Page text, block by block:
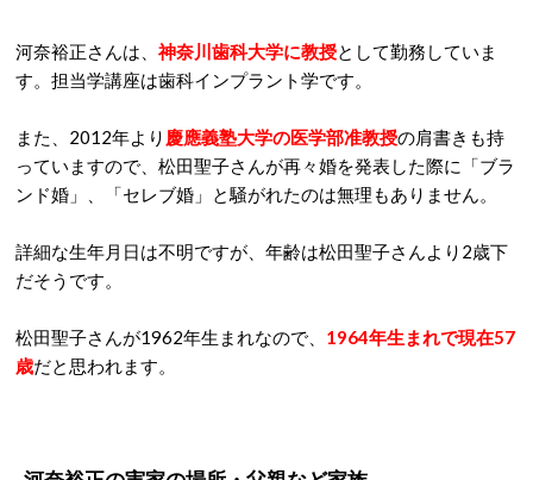
河奈裕正さんは、 神奈川歯科大学に教授として勤務していま
す。担当学講座は歯科インプラント学です。
また、2012年より 慶應義塾大学の医学部准教授の肩書きも持
っていますので、松田聖子さんが再々婚を発表した際に「ブラ
ンド婚」、「セレブ婚」と騒がれたのは無理もありません。
詳細な生年月日は不明ですが、年齢は松田聖子さんより2歳下
だそうです。
松田聖子さんが1962年生まれなので、 1964年生まれで現在57
歳だと思われます。